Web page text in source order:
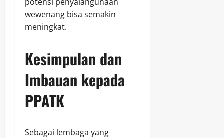
wewenang bisa semakin
meningkat.
Kesimpulan dan
Imbauan kepada
PPATK
Sebagai lembaga yang